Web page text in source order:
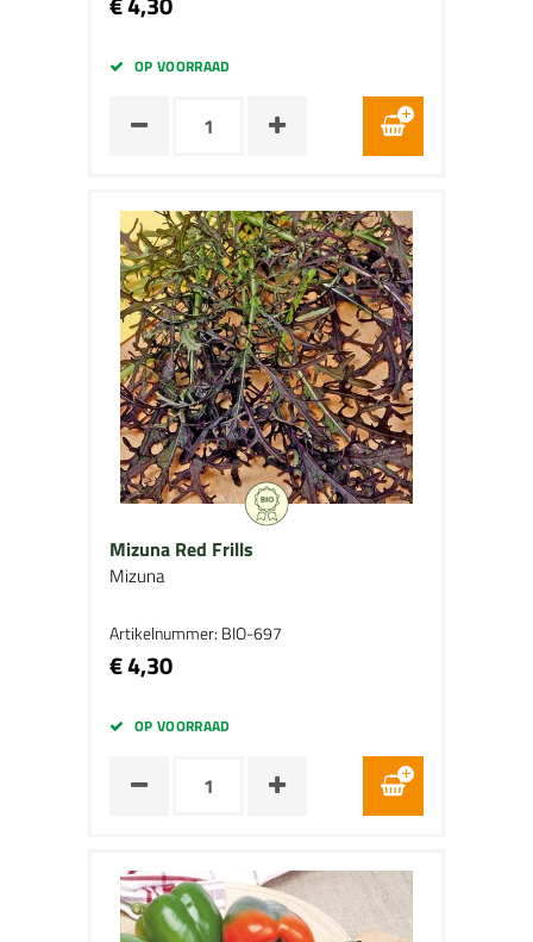
OP VOORRAAD
Mizuna Red Frills
Mizuna
Artikelnummer: BIO-697
€ 4,30
OP VOORRAAD